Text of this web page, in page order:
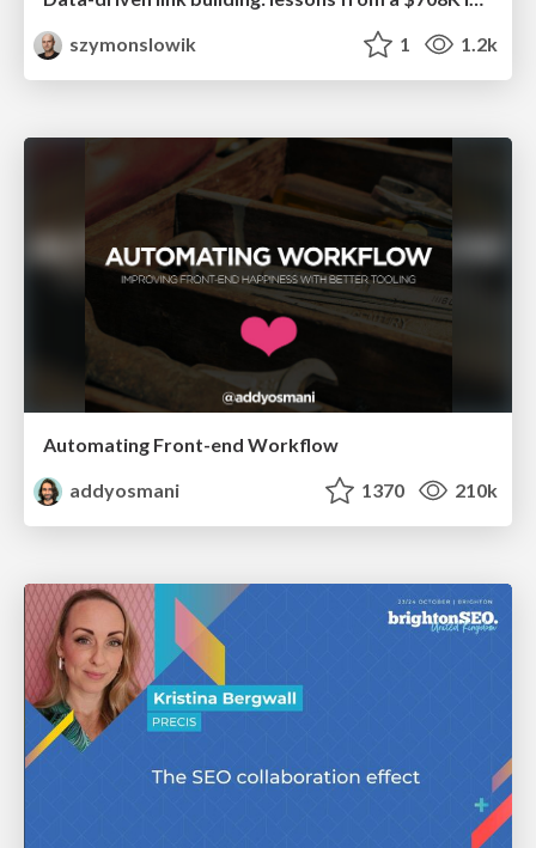
szymonslowik
1 1.2k
Automating Front-end Workflow
addyosmani
1370 210k